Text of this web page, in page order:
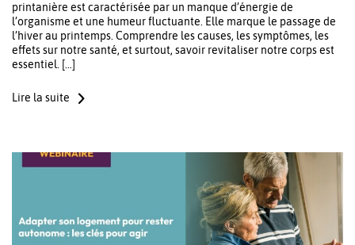
printanière est caractérisée par un manque d’énergie de
l’organisme et une humeur fluctuante. Elle marque le passage de
l’hiver au printemps. Comprendre les causes, les symptômes, les
effets sur notre santé, et surtout, savoir revitaliser notre corps est
essentiel. […]
Lire la suite